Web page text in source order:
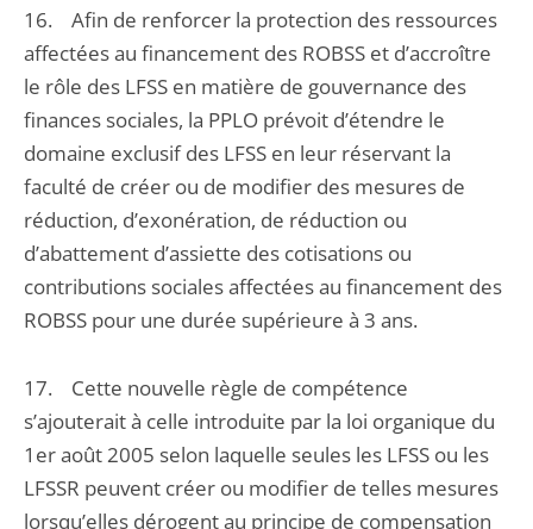
16. Afin de renforcer la protection des ressources
affectées au financement des ROBSS et d’accroître
le rôle des LFSS en matière de gouvernance des
finances sociales, la PPLO prévoit d’étendre le
domaine exclusif des LFSS en leur réservant la
faculté de créer ou de modifier des mesures de
réduction, d’exonération, de réduction ou
d’abattement d’assiette des cotisations ou
contributions sociales affectées au financement des
ROBSS pour une durée supérieure à 3 ans.
17. Cette nouvelle règle de compétence
s’ajouterait à celle introduite par la loi organique du
1er août 2005 selon laquelle seules les LFSS ou les
LFSSR peuvent créer ou modifier de telles mesures
lorsqu’elles dérogent au principe de compensation